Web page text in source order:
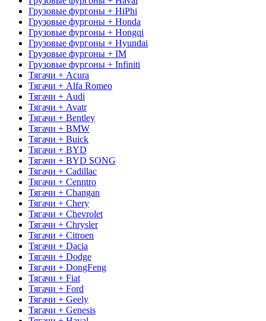
Грузовые фургоны + HiPhi
Грузовые фургоны + Honda
Грузовые фургоны + Hongqi
Грузовые фургоны + Hyundai
Грузовые фургоны + IM
Грузовые фургоны + Infiniti
Тягачи + Acura
Тягачи + Alfa Romeo
Тягачи + Audi
Тягачи + Avatr
Тягачи + Bentley
Тягачи + BMW
Тягачи + Buick
Тягачи + BYD
Тягачи + BYD SONG
Тягачи + Cadillac
Тягачи + Cenntro
Тягачи + Changan
Тягачи + Chery
Тягачи + Chevrolet
Тягачи + Chrysler
Тягачи + Citroen
Тягачи + Dacia
Тягачи + Dodge
Тягачи + DongFeng
Тягачи + Fiat
Тягачи + Ford
Тягачи + Geely
Тягачи + Genesis